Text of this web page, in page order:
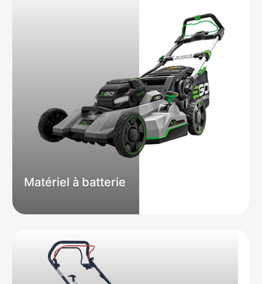
Matériel à batterie